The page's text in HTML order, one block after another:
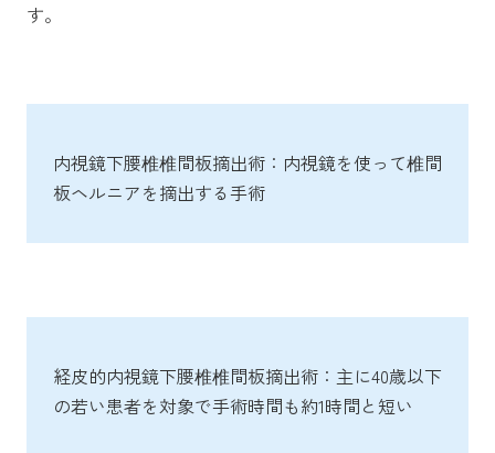
す。
内視鏡下腰椎椎間板摘出術：内視鏡を使って椎間
板ヘルニアを摘出する手術
経皮的内視鏡下腰椎椎間板摘出術：主に40歳以下
の若い患者を対象で手術時間も約1時間と短い